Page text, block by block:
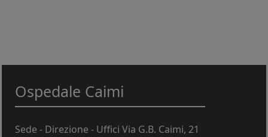
Ospedale Caimi
Sede - Direzione - Uffici Via G.B. Caimi, 21